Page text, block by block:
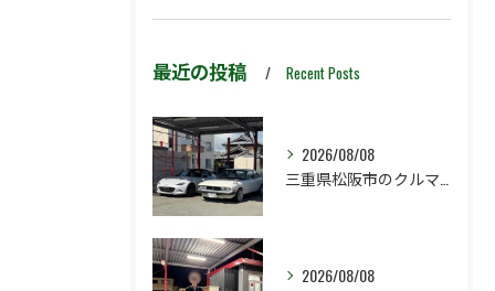
最近の投稿 Recent Posts
2026/08/08
2026/08/08